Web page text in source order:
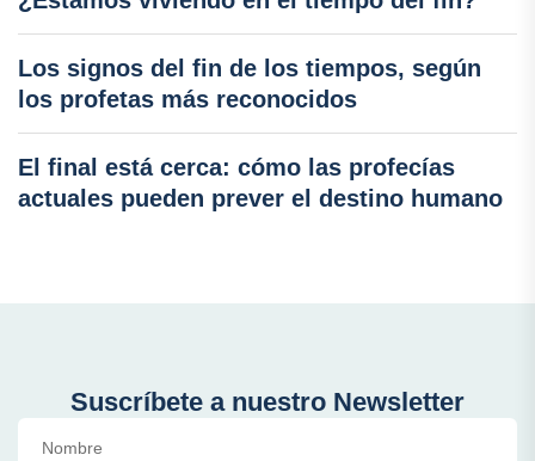
Los signos del fin de los tiempos, según
los profetas más reconocidos
El final está cerca: cómo las profecías
actuales pueden prever el destino humano
Suscríbete a nuestro Newsletter